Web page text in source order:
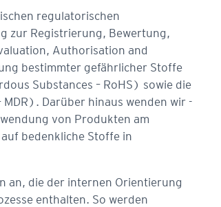
regulatorischen
zur Registrierung, Bewertung,
Authorisation and
bestimmter gefährlicher Stoffe
Substances – RoHS) sowie die
Darüber hinaus wenden wir
von Produkten am
bedenkliche Stoffe in
an, die der internen Orientierung
enthalten. So werden